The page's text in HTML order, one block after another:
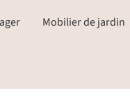
Mobilier de jardin